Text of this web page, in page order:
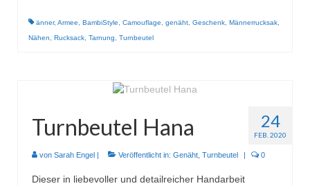
änner, Armee, BambiStyle, Camouflage, genäht, Geschenk, Männerrucksak,
Nähen, Rucksack, Tarnung, Turnbeutel
24
FEB. 2020
Turnbeutel Hana
von Sarah Engel | Veröffentlicht in: Genäht Turnbeutel | 0
Dieser in liebevoller und detailreicher Handarbeit